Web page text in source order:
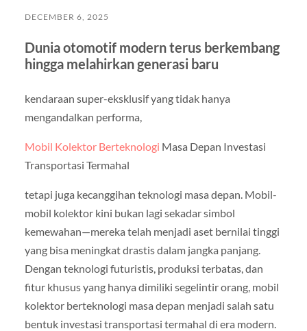
DECEMBER 6, 2025
Dunia otomotif modern terus berkembang
hingga melahirkan generasi baru
kendaraan super-eksklusif yang tidak hanya
mengandalkan performa,
Mobil Kolektor Berteknologi Masa Depan Investasi
Transportasi Termahal
tetapi juga kecanggihan teknologi masa depan. Mobil-
mobil kolektor kini bukan lagi sekadar simbol
kemewahan—mereka telah menjadi aset bernilai tinggi
yang bisa meningkat drastis dalam jangka panjang.
Dengan teknologi futuristis, produksi terbatas, dan
fitur khusus yang hanya dimiliki segelintir orang, mobil
kolektor berteknologi masa depan menjadi salah satu
bentuk investasi transportasi termahal di era modern.